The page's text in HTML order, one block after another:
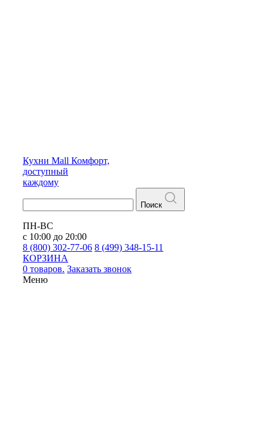
Кухни Mall Комфорт,
доступный
каждому
Поиск
ПН-ВС
с 10:00 до 20:00
8 (800) 302-77-06 8 (499) 348-15-11
КОРЗИНА
0 товаров. Заказать звонок
Меню